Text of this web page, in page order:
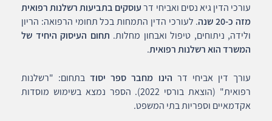
עורכי הדין גיא נסים ואביחי דרעוסקים בתביעות רשלנות רפואית
מזה כ-20 שנה
. לעורכי הדין התמחות בכל תחומי הרפואה: הריון
ולידה, ניתוחים, טיפול ואבחון מחלות. תחום העיסוק היחיד של
המשרד הוא רשלנות רפואית.
עורך דין אביחי דר הינו מחבר ספר יסודבתחום: "רשלנות
רפואית" (הוצאת בורסי 2022). הספר נמצא בשימוש מוסדות
אקדמאיים וספריות בתי המשפט.